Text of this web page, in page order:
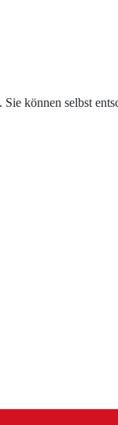
können selbst